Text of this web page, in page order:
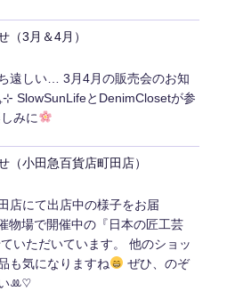
（3月＆4月）
遠しい… 3月4月の販売会のお知
SlowSunLifeとDenimClosetが参
みに
（小田急百貨店町田店）
店にて出店中の様子をお届
物場で開催中の『日本の匠工芸
いただいています。 他のショッ
も気になりますね
ぜひ、のぞ
いꔛ‬♡